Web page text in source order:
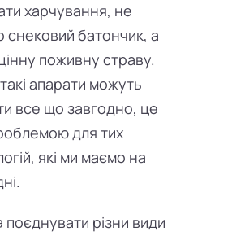
харчування, не
снековий батончик, а
поживну страву.
апарати можуть
все що завгодно, це
для тих
які ми маємо на
різни види